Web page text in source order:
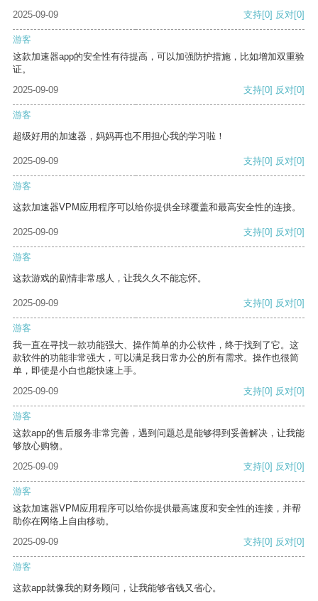
2025-09-09 支持[0] 反对[0]
游客
这款加速器app的安全性有待提高，可以加强防护措施，比如增加双重验
证。
2025-09-09
支持[0] 反对[0]
游客
超级好用的加速器，妈妈再也不用担心我的学习啦！
2025-09-09 支持[0] 反对[0]
游客
这款加速器VPM应用程序可以给你提供全球覆盖和最高安全性的连接。
2025-09-09 支持[0] 反对[0]
游客
这款游戏的剧情非常感人，让我久久不能忘怀。
2025-09-09 支持[0] 反对[0]
游客
我一直在寻找一款功能强大、操作简单的办公软件，终于找到了它。这
款软件的功能非常强大，可以满足我日常办公的所有需求。操作也很简
单，即使是小白也能快速上手。
2025-09-09
支持[0] 反对[0]
游客
这款app的售后服务非常完善，遇到问题总是能够得到妥善解决，让我能
够放心购物。
2025-09-09
支持[0] 反对[0]
游客
这款加速器VPM应用程序可以给你提供最高速度和安全性的连接，并帮
助你在网络上自由移动。
2025-09-09
支持[0] 反对[0]
游客
这款app就像我的财务顾问，让我能够省钱又省心。